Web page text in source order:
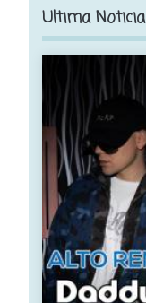
Ultima Noticia